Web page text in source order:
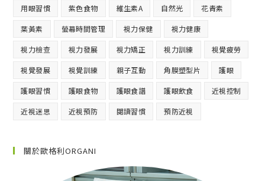
用眼習慣 紫色食物 維生素A 自然光 花青素
葉黃素 螢幕時間管理 視力保健 視力健康
視力檢查 視力發展 視力矯正 視力訓練 視覺疲勞
視覺發展 視覺訓練 親子互動 角膜塑型片 護眼
護眼習慣 護眼食物 護眼食譜 護眼飲食 近視控制
近視迷思 近視預防 閱讀習慣 預防近視
關於歐格利ORGANI